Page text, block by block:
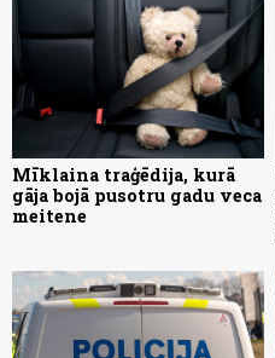
Mīklaina traģēdija, kurā
gāja bojā pusotru gadu veca
meitene